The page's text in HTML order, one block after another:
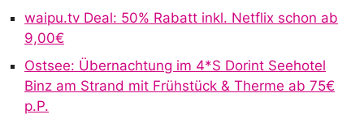
t waipu.tv Deal: 50% Rabatt inkl. Netflix schon ab
9,00€
Ostsee: Übernachtung im 4*S Dorint Seehotel
Binz am Strand mit Frühstück & Therme ab 75€
p.P.